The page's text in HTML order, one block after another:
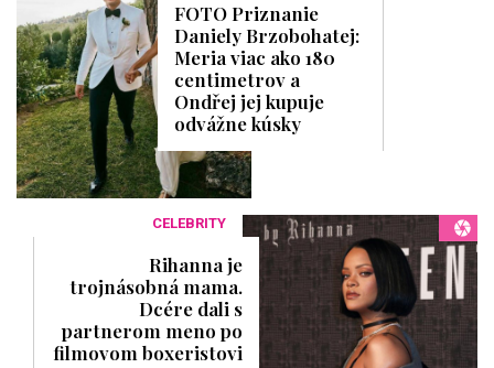
FOTO Priznanie
Daniely Brzobohatej:
Meria viac ako 180
centimetrov a
Ondřej jej kupuje
odvážne kúsky
CELEBRITY
Rihanna je
trojnásobná mama.
Dcére dali s
partnerom meno po
filmovom boxeristovi